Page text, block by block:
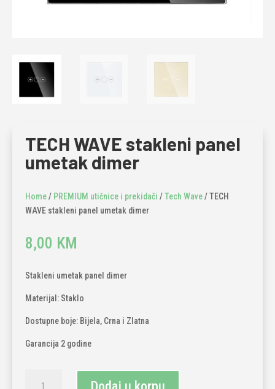
TECH WAVE stakleni panel
umetak dimer
Home/ PREMIUM utičnice i prekidači /Tech Wave/ TECH
WAVE stakleni panel umetak dimer
8,00 KM
Stakleni umetak panel dimer
Materijal: Staklo
Dostupne boje: Bijela, Crna i Zlatna
Garancija 2 godine